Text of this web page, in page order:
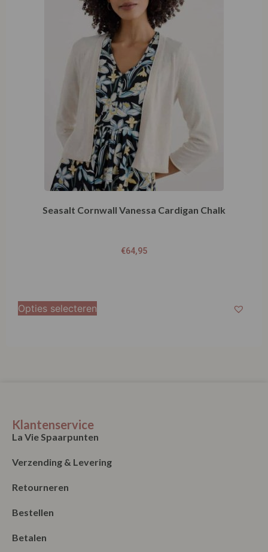
Seasalt Cornwall Vanessa Cardigan Chalk
€64,95
Opties selecteren
Klantenservice
La Vie Spaarpunten
Verzending & Levering
Retourneren
Bestellen
Betalen